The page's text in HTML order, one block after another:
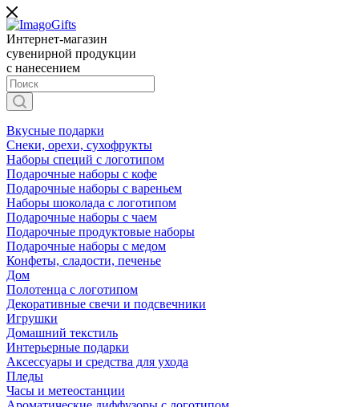
Интернет-магазин
сувенирной продукции
с нанесением
Вкусные подарки
Снеки, орехи, сухофрукты
Наборы специй с логотипом
Подарочные наборы с кофе
Подарочные наборы с вареньем
Наборы шоколада с логотипом
Подарочные наборы с чаем
Подарочные продуктовые наборы
Подарочные наборы с медом
Конфеты, сладости, печенье
Дом
Полотенца с логотипом
Декоративные свечи и подсвечники
Игрушки
Домашний текстиль
Интерьерные подарки
Аксессуары и средства для ухода
Пледы
Часы и метеостанции